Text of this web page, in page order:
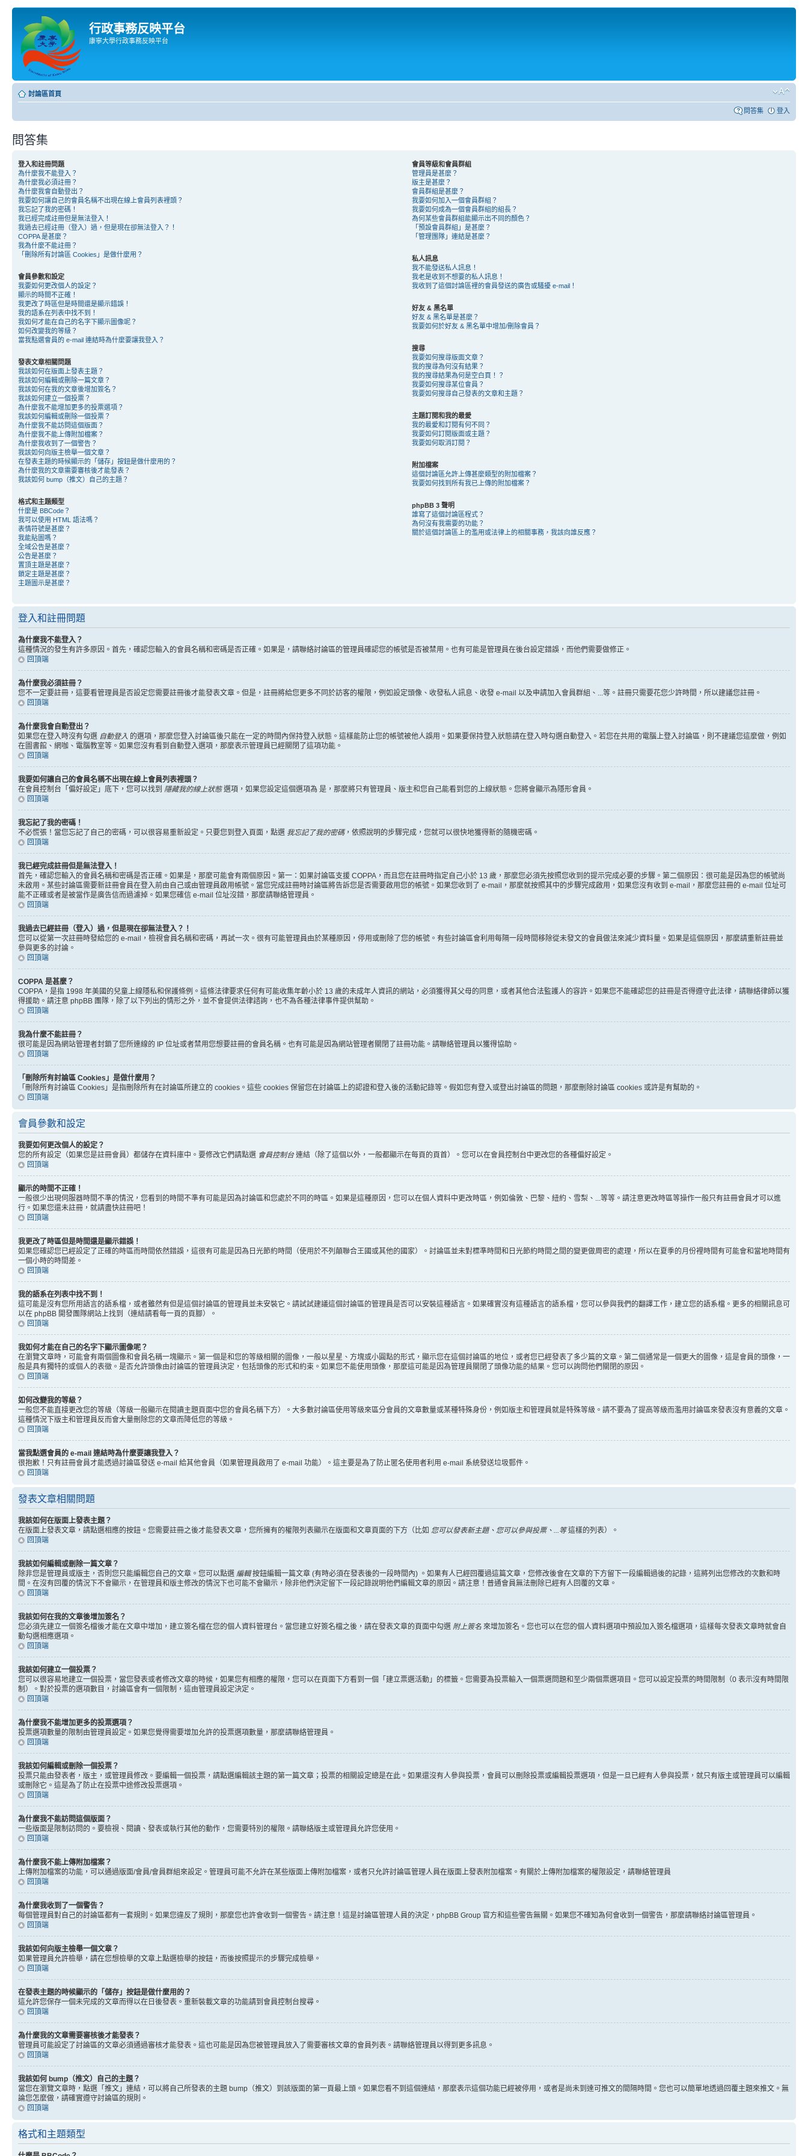
行政事務反映平台
康寧大學行政事務反映平台
討論區首頁
問答集 登入
問答集
登入和註冊問題
為什麼我不能登入？
為什麼我必須註冊？
為什麼我會自動登出？
我要如何讓自己的會員名稱不出現在線上會員列表裡頭？
我忘記了我的密碼！
我已經完成註冊但是無法登入！
我過去已經註冊（登入）過，但是現在卻無法登入？！
COPPA 是甚麼？
我為什麼不能註冊？
「刪除所有討論區 Cookies」是做什麼用？
會員參數和設定
我要如何更改個人的設定？
顯示的時間不正確！
我更改了時區但是時間還是顯示錯誤！
我的語系在列表中找不到！
我如何才能在自己的名字下顯示圖像呢？
如何改變我的等級？
當我點選會員的 e-mail 連結時為什麼要讓我登入？
發表文章相關問題
我該如何在版面上發表主題？
我該如何編輯或刪除一篇文章？
我該如何在我的文章後增加簽名？
我該如何建立一個投票？
為什麼我不能增加更多的投票選項？
我該如何編輯或刪除一個投票？
為什麼我不能訪問這個版面？
為什麼我不能上傳附加檔案？
為什麼我收到了一個警告？
我該如何向版主檢舉一個文章？
在發表主題的時候顯示的「儲存」按鈕是做什麼用的？
為什麼我的文章需要審核後才能發表？
我該如何 bump（推文）自己的主題？
格式和主題類型
什麼是 BBCode？
我可以使用 HTML 語法嗎？
表情符號是甚麼？
我能貼圖嗎？
全域公告是甚麼？
公告是甚麼？
置頂主題是甚麼？
鎖定主題是甚麼？
主題圖示是甚麼？
會員等級和會員群組
管理員是甚麼？
版主是甚麼？
會員群組是甚麼？
我要如何加入一個會員群組？
我要如何成為一個會員群組的組長？
為何某些會員群組能顯示出不同的顏色？
「預設會員群組」是甚麼？
「管理團隊」連結是甚麼？
私人訊息
我不能發送私人訊息！
我老是收到不想要的私人訊息！
我收到了這個討論區裡的會員發送的廣告或騷擾 e-mail！
好友 & 黑名單
好友 & 黑名單是甚麼？
我要如何於好友 & 黑名單中增加/刪除會員？
搜尋
我要如何搜尋版面文章？
我的搜尋為何沒有結果？
我的搜尋結果為何是空白頁！？
我要如何搜尋某位會員？
我要如何搜尋自己發表的文章和主題？
主題訂閱和我的最愛
我的最愛和訂閱有何不同？
我要如何訂閱版面或主題？
我要如何取消訂閱？
附加檔案
這個討論區允許上傳甚麼類型的附加檔案？
我要如何找到所有我已上傳的附加檔案？
phpBB 3 聲明
誰寫了這個討論區程式？
為何沒有我需要的功能？
關於這個討論區上的濫用或法律上的相關事務，我該向誰反應？
登入和註冊問題
為什麼我不能登入？
這種情況的發生有許多原因。首先，確認您輸入的會員名稱和密碼是否正確。如果是，請聯絡討論區的管理員確認您的帳號是否被禁用。也有可能是管理員在後台設定錯誤，而他們需要做修正。
回頂端
為什麼我必須註冊？
您不一定要註冊，這要看管理員是否設定您需要註冊後才能發表文章。但是，註冊將給您更多不同於訪客的權限，例如設定頭像、收發私人訊息、收發 e-mail 以及申請加入會員群組、...等。註冊只需要花您少許時間，所以建議您註冊。
回頂端
為什麼我會自動登出？
如果您在登入時沒有勾選 自動登入 的選項，那麼您登入討論區後只能在一定的時間內保持登入狀態。這樣能防止您的帳號被他人誤用。如果要保持登入狀態請在登入時勾選自動登入。若您在共用的電腦上登入討論區，則不建議您這麼做，例如
在圖書館、網咖、電腦教室等。如果您沒有看到自動登入選項，那麼表示管理員已經關閉了這項功能。
回頂端
我要如何讓自己的會員名稱不出現在線上會員列表裡頭？
在會員控制台「偏好設定」底下，您可以找到 隱藏我的線上狀態選項，如果您設定這個選項為 是 ，那麼將只有管理員、版主和您自己能看到您的上線狀態。您將會顯示為隱形會員。
回頂端
我忘記了我的密碼！
不必慌張！當您忘記了自己的密碼，可以很容易重新設定。只要您到登入頁面，點選 我忘記了我的密碼，依照說明的步驟完成，您就可以很快地獲得新的隨機密碼。
回頂端
我已經完成註冊但是無法登入！
首先，確認您輸入的會員名稱和密碼是否正確。如果是，那麼可能會有兩個原因。第一：如果討論區支援 COPPA，而且您在註冊時指定自己小於 13 歲，那麼您必須先按照您收到的提示完成必要的步驟。第二個原因：很可能是因為您的帳號尚
未啟用。某些討論區需要新註冊會員在登入前由自己或由管理員啟用帳號。當您完成註冊時討論區將告訴您是否需要啟用您的帳號。如果您收到了 e-mail，那麼就按照其中的步驟完成啟用，如果您沒有收到 e-mail，那麼您註冊的 e-mail 位址可
能不正確或者是被當作是廣告信而過濾掉。如果您確信 e-mail 位址沒錯，那麼請聯絡管理員。
回頂端
我過去已經註冊（登入）過，但是現在卻無法登入？！
您可以從第一次註冊時發給您的 e-mail，檢視會員名稱和密碼，再試一次。很有可能管理員由於某種原因，停用或刪除了您的帳號。有些討論區會利用每隔一段時間移除從未發文的會員做法來減少資料量。如果是這個原因，那麼請重新註冊並
參與更多的討論。
回頂端
COPPA 是甚麼？
COPPA，是指 1998 年美國的兒童上線隱私和保護條例。這條法律要求任何有可能收集年齡小於 13 歲的未成年人資訊的網站，必須獲得其父母的同意，或者其他合法監護人的容許。如果您不能確認您的註冊是否得遵守此法律，請聯絡律師以獲
得援助。請注意 phpBB 團隊，除了以下列出的情形之外，並不會提供法律諮詢，也不為各種法律事件提供幫助。
回頂端
我為什麼不能註冊？
很可能是因為網站管理者封鎖了您所連線的 IP 位址或者禁用您想要註冊的會員名稱。也有可能是因為網站管理者關閉了註冊功能。請聯絡管理員以獲得協助。
回頂端
「刪除所有討論區 Cookies」是做什麼用？
「刪除所有討論區 Cookies」是指刪除所有在討論區所建立的 cookies。這些 cookies 保留您在討論區上的認證和登入後的活動記錄等。假如您有登入或登出討論區的問題，那麼刪除討論區 cookies 或許是有幫助的。
回頂端
會員參數和設定
我要如何更改個人的設定？
您的所有設定（如果您是註冊會員）都儲存在資料庫中。要修改它們請點選 會員控制台連結（除了這個以外，一般都顯示在每頁的頁首）。您可以在會員控制台中更改您的各種偏好設定。
回頂端
顯示的時間不正確！
一般很少出現伺服器時間不準的情況，您看到的時間不準有可能是因為討論區和您處於不同的時區。如果是這種原因，您可以在個人資料中更改時區，例如倫敦、巴黎、紐約、雪梨、...等等。請注意更改時區等操作一般只有註冊會員才可以進
行。如果您還未註冊，就請盡快註冊吧！
回頂端
我更改了時區但是時間還是顯示錯誤！
如果您確認您已經設定了正確的時區而時間依然錯誤，這很有可能是因為日光節約時間（使用於不列顛聯合王國或其他的國家）。討論區並未對標準時間和日光節約時間之間的變更做周密的處理，所以在夏季的月份裡時間有可能會和當地時間有
一個小時的時間差。
回頂端
我的語系在列表中找不到！
這可能是沒有您所用語言的語系檔，或者雖然有但是這個討論區的管理員並未安裝它。請試試建議這個討論區的管理員是否可以安裝這種語言。如果確實沒有這種語言的語系檔，您可以參與我們的翻譯工作，建立您的語系檔。更多的相關訊息可
以在 phpBB 開發團隊網站上找到（連結請看每一頁的頁腳）。
回頂端
我如何才能在自己的名字下顯示圖像呢？
在瀏覽文章時，可能會有兩個圖像和會員名稱一塊顯示。第一個是和您的等級相關的圖像，一般以星星、方塊或小圓點的形式，顯示您在這個討論區的地位，或者您已經發表了多少篇的文章。第二個通常是一個更大的圖像，這是會員的頭像，一
般是具有獨特的或個人的表徵。是否允許頭像由討論區的管理員決定，包括頭像的形式和約束。如果您不能使用頭像，那麼這可能是因為管理員關閉了頭像功能的結果。您可以詢問他們關閉的原因。
回頂端
如何改變我的等級？
一般您不能直接更改您的等級（等級一般顯示在閱讀主題頁面中您的會員名稱下方）。大多數討論區使用等級來區分會員的文章數量或某種特殊身份，例如版主和管理員就是特殊等級。請不要為了提高等級而濫用討論區來發表沒有意義的文章。
這種情況下版主和管理員反而會大量刪除您的文章而降低您的等級。
回頂端
當我點選會員的 e-mail 連結時為什麼要讓我登入？
很抱歉！只有註冊會員才能透過討論區發送 e-mail 給其他會員（如果管理員啟用了 e-mail 功能）。這主要是為了防止匿名使用者利用 e-mail 系統發送垃圾郵件。
回頂端
發表文章相關問題
我該如何在版面上發表主題？
在版面上發表文章，請點選相應的按鈕。您需要註冊之後才能發表文章，您所擁有的權限列表顯示在版面和文章頁面的下方（比如 您可以發表新主題、您可以參與投票、...等這樣的列表）。
回頂端
我該如何編輯或刪除一篇文章？
除非您是管理員或版主，否則您只能編輯您自己的文章。您可以點選 編輯按鈕編輯一篇文章 (有時必須在發表後的一段時間內) 。如果有人已經回覆過這篇文章，您修改後會在文章的下方留下一段編輯過後的記錄，這將列出您修改的次數和時
間。在沒有回覆的情況下不會顯示，在管理員和版主修改的情況下也可能不會顯示，除非他們決定留下一段記錄說明他們編輯文章的原因。請注意！普通會員無法刪除已經有人回覆的文章。
回頂端
我該如何在我的文章後增加簽名？
您必須先建立一個簽名檔後才能在文章中增加，建立簽名檔在您的個人資料管理台。當您建立好簽名檔之後，請在發表文章的頁面中勾選 附上簽名 來增加簽名。您也可以在您的個人資料選項中預設加入簽名檔選項，這樣每次發表文章時就會自
動勾選相應選項。
回頂端
我該如何建立一個投票？
您可以很容易地建立一個投票，當您發表或者修改文章的時候，如果您有相應的權限，您可以在頁面下方看到一個「建立票選活動」的標籤。您需要為投票輸入一個票選問題和至少兩個票選項目。您可以設定投票的時間限制（0 表示沒有時間限
制）。對於投票的選項數目，討論區會有一個限制，這由管理員設定決定。
回頂端
為什麼我不能增加更多的投票選項？
投票選項數量的限制由管理員設定。如果您覺得需要增加允許的投票選項數量，那麼請聯絡管理員。
回頂端
我該如何編輯或刪除一個投票？
投票只能由發表者，版主，或管理員修改。要編輯一個投票，請點選編輯該主題的第一篇文章；投票的相關設定總是在此。如果還沒有人參與投票，會員可以刪除投票或編輯投票選項，但是一旦已經有人參與投票，就只有版主或管理員可以編輯
或刪除它。這是為了防止在投票中途修改投票選項。
回頂端
為什麼我不能訪問這個版面？
一些版面是限制訪問的。要檢視、閱讀、發表或執行其他的動作，您需要特別的權限。請聯絡版主或管理員允許您使用。
回頂端
為什麼我不能上傳附加檔案？
上傳附加檔案的功能，可以通過版面/會員/會員群組來設定。管理員可能不允許在某些版面上傳附加檔案，或者只允許討論區管理人員在版面上發表附加檔案。有關於上傳附加檔案的權限設定，請聯絡管理員
回頂端
為什麼我收到了一個警告？
每個管理員對自己的討論區都有一套規則。如果您違反了規則，那麼您也許會收到一個警告。請注意！這是討論區管理人員的決定，phpBB Group 官方和這些警告無關。如果您不確知為何會收到一個警告，那麼請聯絡討論區管理員。
回頂端
我該如何向版主檢舉一個文章？
如果管理員允許檢舉，請在您想檢舉的文章上點選檢舉的按鈕，而後按照提示的步驟完成檢舉。
回頂端
在發表主題的時候顯示的「儲存」按鈕是做什麼用的？
這允許您保存一個未完成的文章而得以在日後發表。重新裝載文章的功能請到會員控制台搜尋。
回頂端
為什麼我的文章需要審核後才能發表？
管理員可能設定了討論區的文章必須通過審核才能發表。這也可能是因為您被管理員放入了需要審核文章的會員列表。請聯絡管理員以得到更多訊息。
回頂端
我該如何 bump（推文）自己的主題？
當您在瀏覽文章時，點選「推文」連結，可以將自己所發表的主題 bump（推文）到該版面的第一頁最上頭。如果您看不到這個連結，那麼表示這個功能已經被停用，或者是尚未到達可推文的間隔時間。您也可以簡單地透過回覆主題來推文。無
論您怎麼做，請確實遵守討論區的規則。
回頂端
格式和主題類型